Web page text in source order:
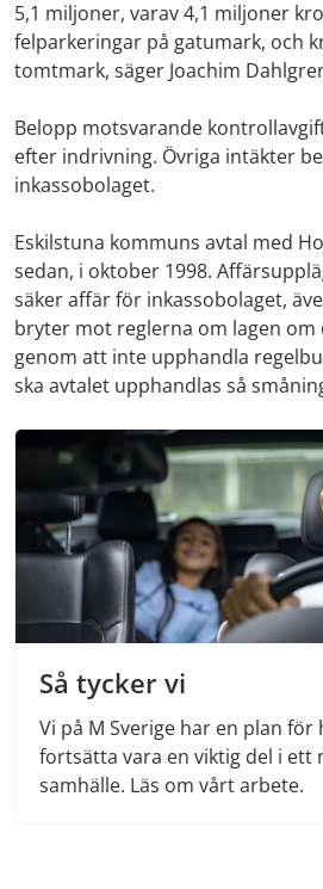
5,1 miljoner, varav 4,1 miljoner
felparkeringar på gatumark, och
tomtmark, säger Joachim
Belopp motsvarande
efter indrivning. Övriga intäkter
inkassobolaget.
Eskilstuna kommuns avtal med
sedan, i oktober 1998.
säker affär för inkassobolaget,
bryter mot reglerna om lagen
genom att inte upphandla
ska avtalet upphandlas så
Så tycker vi
Vi på M Sverige har en plan
fortsätta vara en viktig del i
samhälle. Läs om vårt arbete.